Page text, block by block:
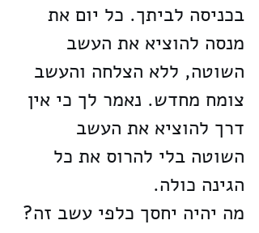
בכניסה לביתך. כל יום את
מנסה להוציא את העשב
השוטה, ללא הצלחה והעשב
צומח מחדש. נאמר לך כי אין
דרך להוציא את העשב
השוטה בלי להרוס את כל
הגינה כולה.
מה יהיה יחסך כלפי עשב זה?